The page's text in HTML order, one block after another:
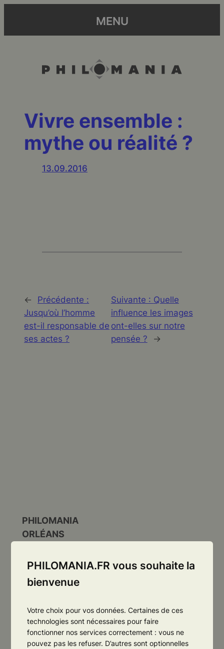
MENU
Vivre ensemble :
mythe ou réalité ?
13.09.2016
←
Précédente :
Jusqu’où l’homme
est-il responsable de
ses actes ?
Suivante : Quelle
influence les images
ont-elles sur notre
pensée ?
→
PHILOMANIA
ORLÉANS
PHILOMANIA.FR vous souhaite la
bienvenue
Votre choix pour vos données. Certaines de ces
technologies sont nécessaires pour faire
fonctionner nos services correctement : vous ne
pouvez pas les refuser. D’autres sont optionnelles